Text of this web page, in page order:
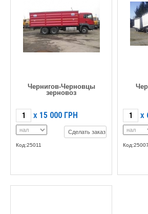
Чернигов-Черновцы
зерновоз
X 15 000 ГРН
Сделать заказ
Код:25011
X
Код:25007